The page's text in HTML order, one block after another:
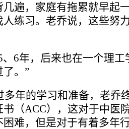
几遍，家庭有拖累就早起
练习。老乔说，这些努
年，后来也在一个理工
了。”
年的学习和准备，老乔
（ACC），这对于中医
困难，但是对于有着多年